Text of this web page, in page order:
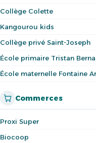
Collège Colette
Kangourou kids
Collège privé Saint-Joseph
École primaire Tristan
École maternelle Fontaine
Commerces
Proxi Super
Biocoop